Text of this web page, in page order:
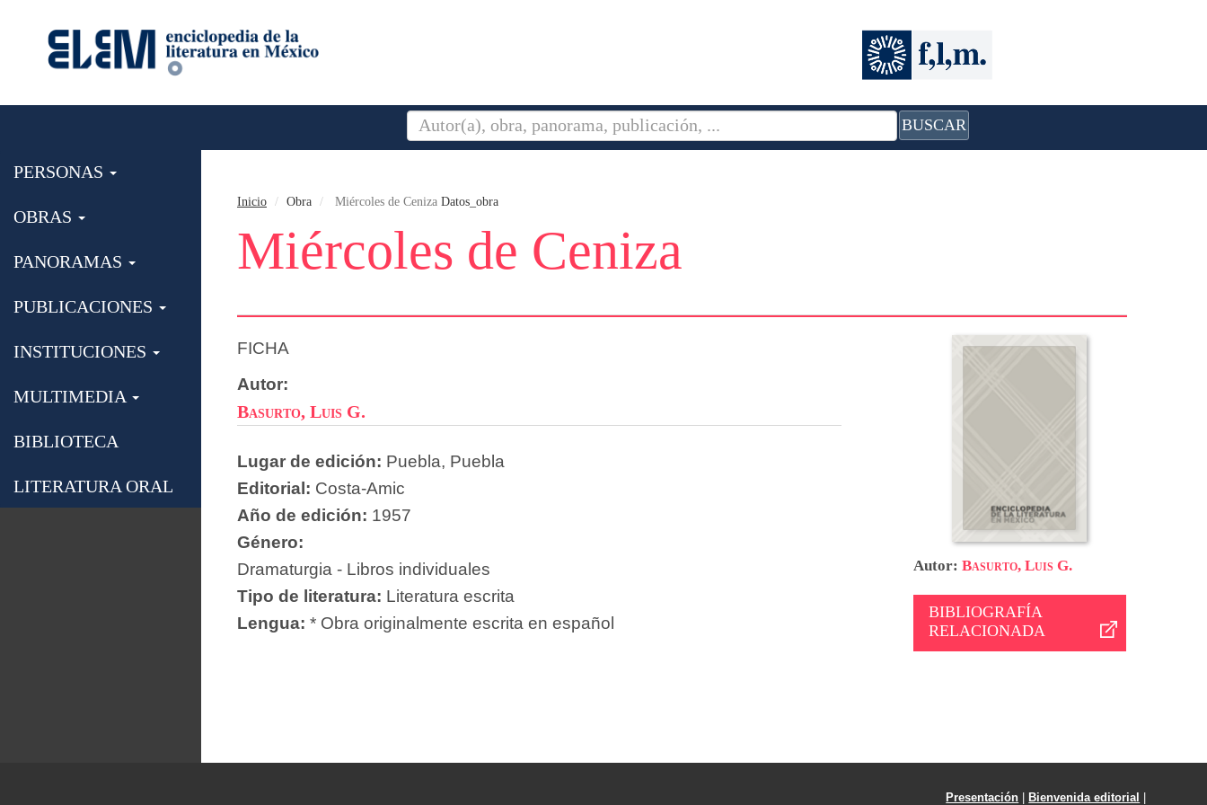
BUSCAR
PERSONAS
OBRAS
PANORAMAS
PUBLICACIONES
INSTITUCIONES
MULTIMEDIA
BIBLIOTECA
LITERATURA ORAL
Inicio Obra Miércoles de Ceniza Datos_obra
Miércoles de Ceniza
Autor: Basurto, Luis G.
BIBLIOGRAFÍA
RELACIONADA
FICHA
Autor:
Basurto, Luis G.
Lugar de edición: Puebla, Puebla
Editorial: Costa-Amic
Año de edición: 1957
Género:
Dramaturgia - Libros individuales
Tipo de literatura: Literatura escrita
Lengua: * Obra originalmente escrita en español
Presentación |Bienvenida editorial |